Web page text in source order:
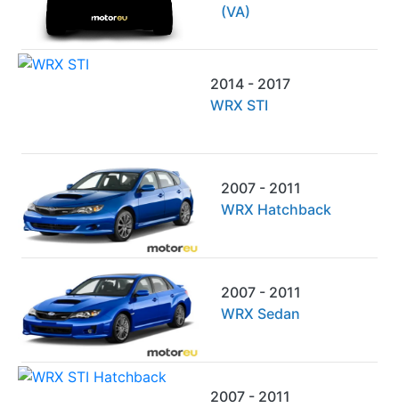
(VA)
2014 - 2017
WRX STI
2007 - 2011
WRX Hatchback
2007 - 2011
WRX Sedan
2007 - 2011